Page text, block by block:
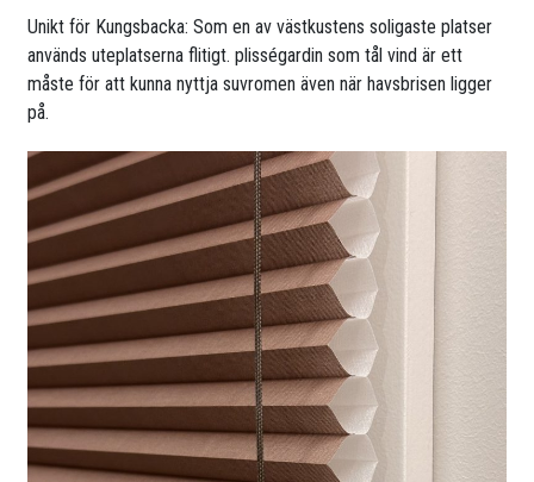
Unikt för Kungsbacka: Som en av västkustens soligaste platser
används uteplatserna flitigt. plisségardin som tål vind är ett
måste för att kunna nyttja suvromen även när havsbrisen ligger
på.